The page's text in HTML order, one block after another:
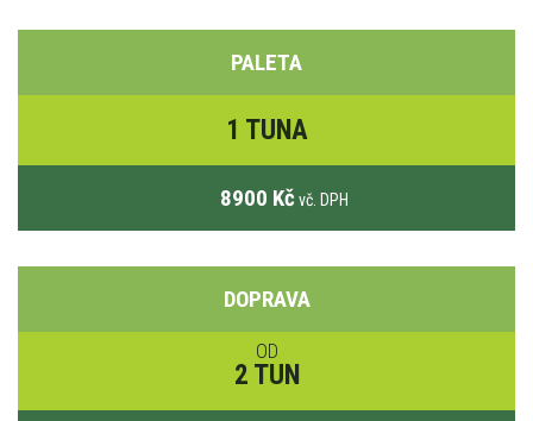
PALETA
1 TUNA
8900 Kč vč. DPH
DOPRAVA
OD
2 TUN